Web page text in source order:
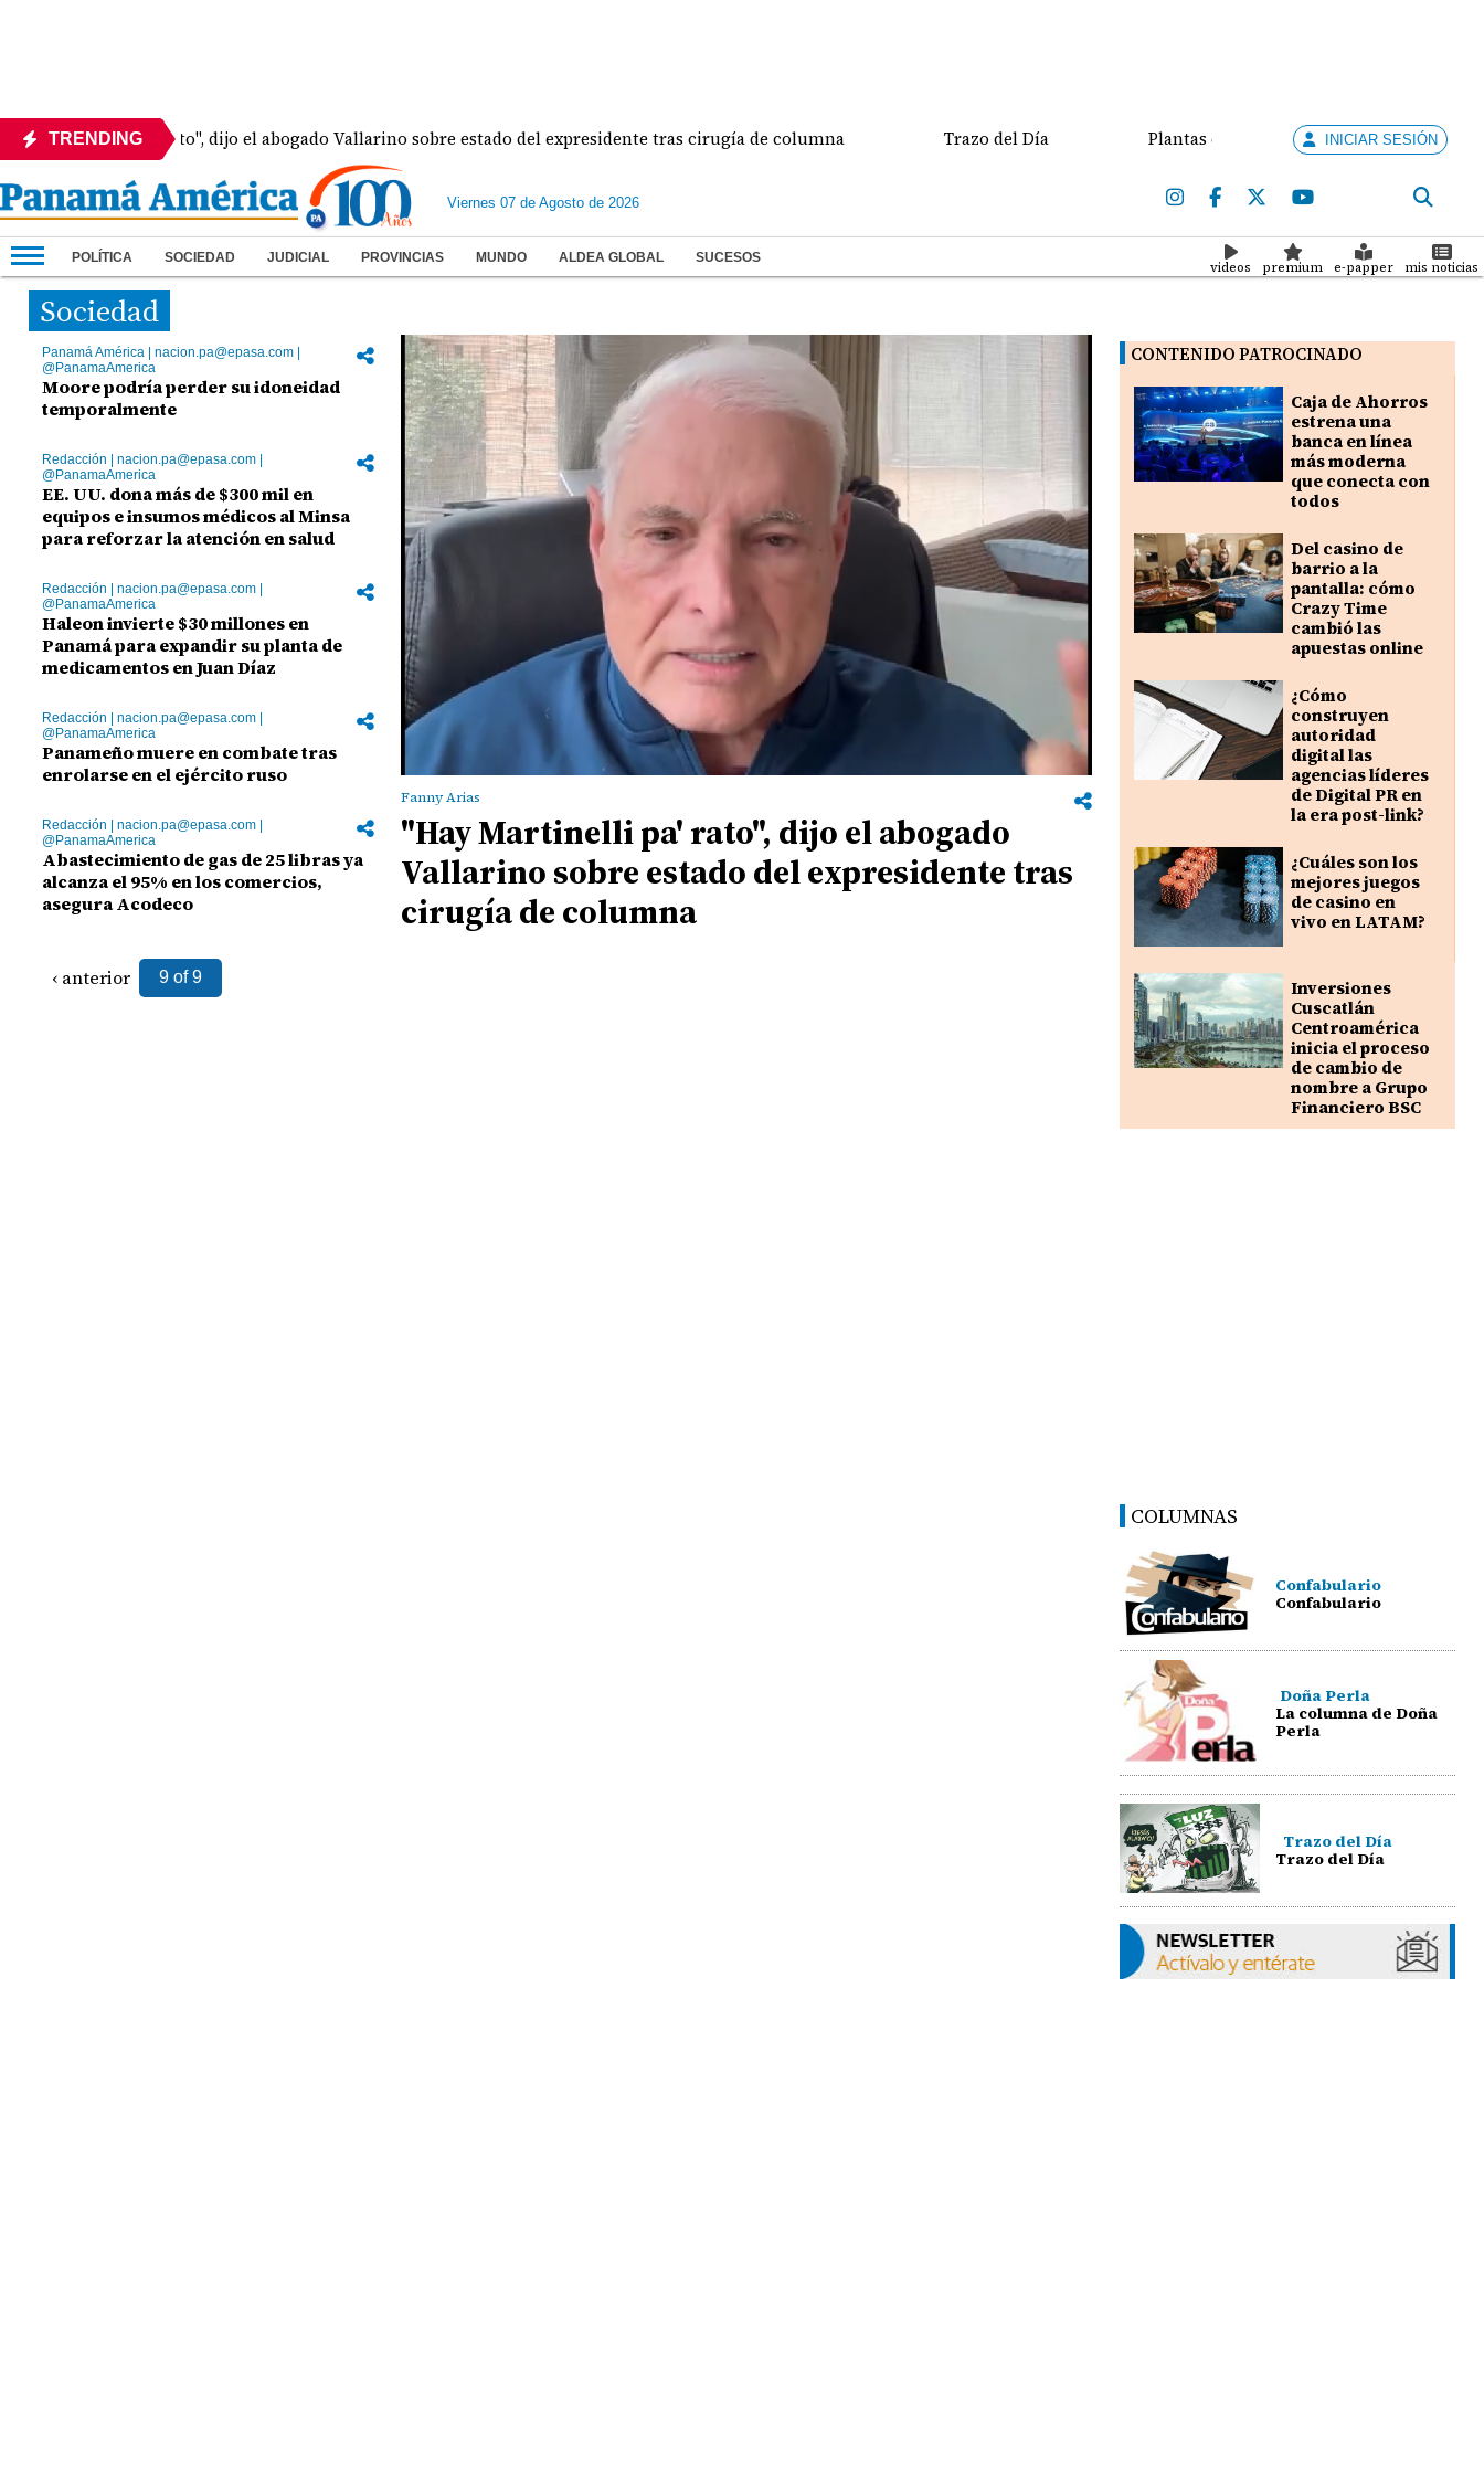
TRENDING
Martinelli pa' rato", dijo el abogado Vallarino sobre estado del expresidente tras cirugía de columna Trazo del Día Plantas de tratamiento abandonadas
INICIAR SESIÓN
Viernes 07 de Agosto de 2026
POLÍTICA SOCIEDAD JUDICIAL PROVINCIAS MUNDO ALDEA GLOBAL SUCESOS
videos premium e-papper mis noticias
Sociedad
Fanny Arias
"Hay Martinelli pa' rato", dijo el abogado
Vallarino sobre estado del expresidente tras
cirugía de columna
Panamá América | nacion.pa@epasa.com |
@PanamaAmerica
Moore podría perder su idoneidad
temporalmente
Redacción | nacion.pa@epasa.com |
@PanamaAmerica
EE. UU. dona más de $300 mil en
equipos e insumos médicos al Minsa
para reforzar la atención en salud
Redacción | nacion.pa@epasa.com |
@PanamaAmerica
Haleon invierte $30 millones en
Panamá para expandir su planta de
medicamentos en Juan Díaz
Redacción | nacion.pa@epasa.com |
@PanamaAmerica
Panameño muere en combate tras
enrolarse en el ejército ruso
Redacción | nacion.pa@epasa.com |
@PanamaAmerica
Abastecimiento de gas de 25 libras ya
alcanza el 95% en los comercios,
asegura Acodeco
‹ anterior 9 of 9
CONTENIDO PATROCINADO
Caja de Ahorros
estrena una
banca en línea
más moderna
que conecta con
todos
Del casino de
barrio a la
pantalla: cómo
Crazy Time
cambió las
apuestas online
¿Cómo
construyen
autoridad
digital las
agencias líderes
de Digital PR en
la era post-link?
¿Cuáles son los
mejores juegos
de casino en
vivo en LATAM?
Inversiones
Cuscatlán
Centroamérica
inicia el proceso
de cambio de
nombre a Grupo
Financiero BSC
COLUMNAS
Confabulario
Confabulario
Doña Perla
La columna de Doña
Perla
Trazo del Día
Trazo del Día